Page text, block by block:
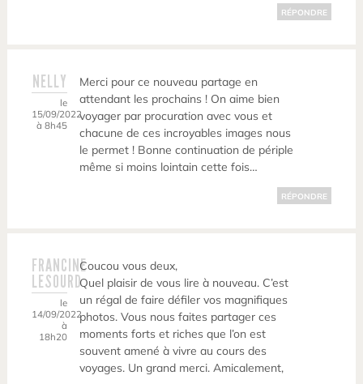
RÉPONDRE
NELLY
le
15/09/2022
à 8h45
Merci pour ce nouveau partage en
attendant les prochains ! On aime bien
voyager par procuration avec vous et
chacune de ces incroyables images nous
le permet ! Bonne continuation de périple
même si moins lointain cette fois…
RÉPONDRE
FRANCINE
LESOURD
le
14/09/2022
à
18h20
Coucou vous deux,
Quel plaisir de vous lire à nouveau. C’est
un régal de faire défiler vos magnifiques
photos. Vous nous faites partager ces
moments forts et riches que l’on est
souvent amené à vivre au cours des
voyages. Un grand merci. Amicalement,